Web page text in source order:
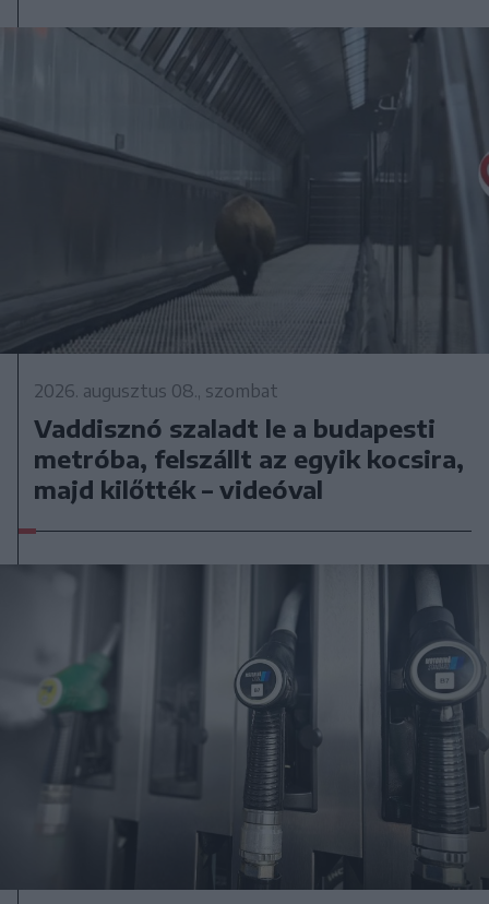
2026. augusztus 08., szombat
Vaddisznó szaladt le a budapesti
metróba, felszállt az egyik kocsira,
majd kilőtték – videóval